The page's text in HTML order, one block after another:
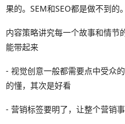
果的。SEM和SEO都是做不到的。
内容策略讲究每一个故事和情节
能带起来
- 视觉创意一般都需要点中受众
的懂，其次是好看
- 营销标签要明了，让整个营销